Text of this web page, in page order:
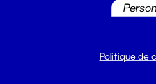
Du lundi au vendredi 14h →
Politique de